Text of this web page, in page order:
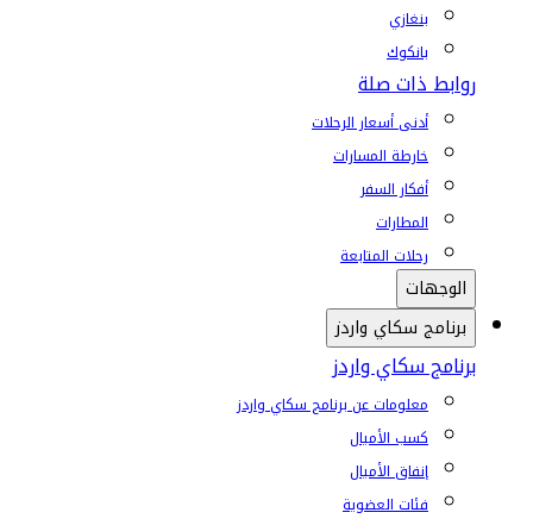
بنغازي
بانكوك
روابط ذات صلة
أدنى أسعار الرحلات
خارطة المسارات
أفكار السفر
المطارات
رحلات المتابعة
الوجهات
برنامج سكاي واردز
برنامج سكاي واردز
معلومات عن برنامج سكاي واردز
كسب الأميال
إنفاق الأميال
فئات العضوية